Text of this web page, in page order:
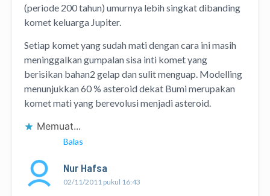
(periode 200 tahun) umurnya lebih singkat dibanding
komet keluarga Jupiter.
Setiap komet yang sudah mati dengan cara ini masih
meninggalkan gumpalan sisa inti komet yang
berisikan bahan2 gelap dan sulit menguap. Modelling
menunjukkan 60 % asteroid dekat Bumi merupakan
komet mati yang berevolusi menjadi asteroid.
Memuat...
Balas
Nur Hafsa
02/11/2011 pukul 16:43